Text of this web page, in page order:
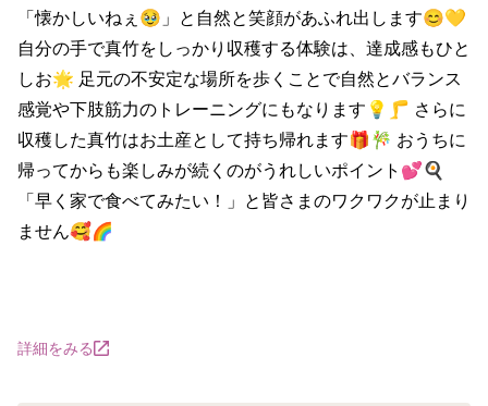
「懐かしいねぇ🥹」と自然と笑顔があふれ出します😊💛
自分の手で真竹をしっかり収穫する体験は、達成感もひと
しお🌟 足元の不安定な場所を歩くことで自然とバランス
感覚や下肢筋力のトレーニングにもなります💡🦵 さらに
収穫した真竹はお土産として持ち帰れます🎁🎋 おうちに
帰ってからも楽しみが続くのがうれしいポイント💕🍳
「早く家で食べてみたい！」と皆さまのワクワクが止まり
ません🥰🌈
詳細をみる